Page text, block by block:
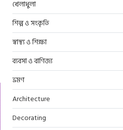
খেলাধুলা
শিল্প ও সংকৃতি
স্বাস্থ্য ও শিক্ষা
ব্যবসা ও বাণিজ্য
ভ্রমণ
Architecture
Decorating